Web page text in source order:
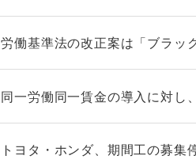
労働基準法の改正案は「ブラッ
同一労働同一賃金の導入に対し
トヨタ・ホンダ、期間工の募集